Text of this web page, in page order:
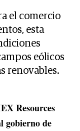
el comercio
esta
eólicos
renovables.
Resources
gobierno de